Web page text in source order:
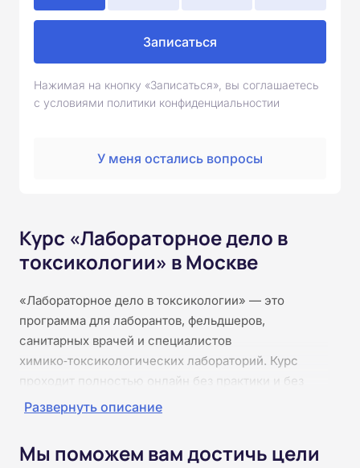
Записаться
Нажимая на кнопку «Записаться», вы соглашаетесь
с условиями политики конфиденциальностии
У меня остались вопросы
Курс «Лабораторное дело в
токсикологии» в Москве
«Лабораторное дело в токсикологии» — это
программа для лаборантов, фельдшеров,
санитарных врачей и специалистов
химико‑токсикологических лабораторий. Курс
проходит полностью онлайн без практики и без
видеоконференций. Материалы разбиты на
организацию работы в токсикологических
Развернуть описание
Мы поможем вам достичь цели